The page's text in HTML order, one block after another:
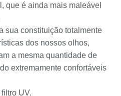
que é ainda mais maleável
sua constituição totalmente
dos nossos olhos,
a mesma quantidade de
extremamente confortáveis
UV.